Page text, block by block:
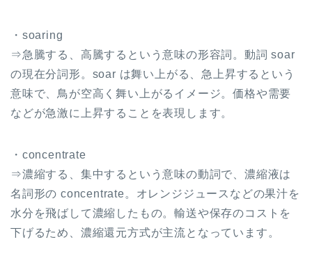
・soaring
⇒急騰する、高騰するという意味の形容詞。動詞 soar
の現在分詞形。soar は舞い上がる、急上昇するという
意味で、鳥が空高く舞い上がるイメージ。価格や需要
などが急激に上昇することを表現します。
・concentrate
⇒濃縮する、集中するという意味の動詞で、濃縮液は
名詞形の concentrate。オレンジジュースなどの果汁を
水分を飛ばして濃縮したもの。輸送や保存のコストを
下げるため、濃縮還元方式が主流となっています。